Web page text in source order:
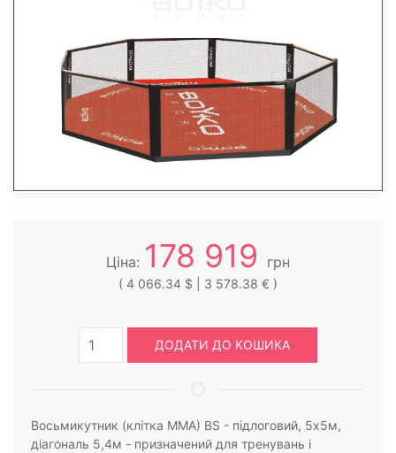
Ціна: 178 919 грн
( 4 066.34 $ | 3 578.38 € )
ДОДАТИ ДО КОШИКА
Восьмикутник (клітка ММА) BS - підлоговий, 5х5м,
діагональ 5,4м - призначений для тренувань і